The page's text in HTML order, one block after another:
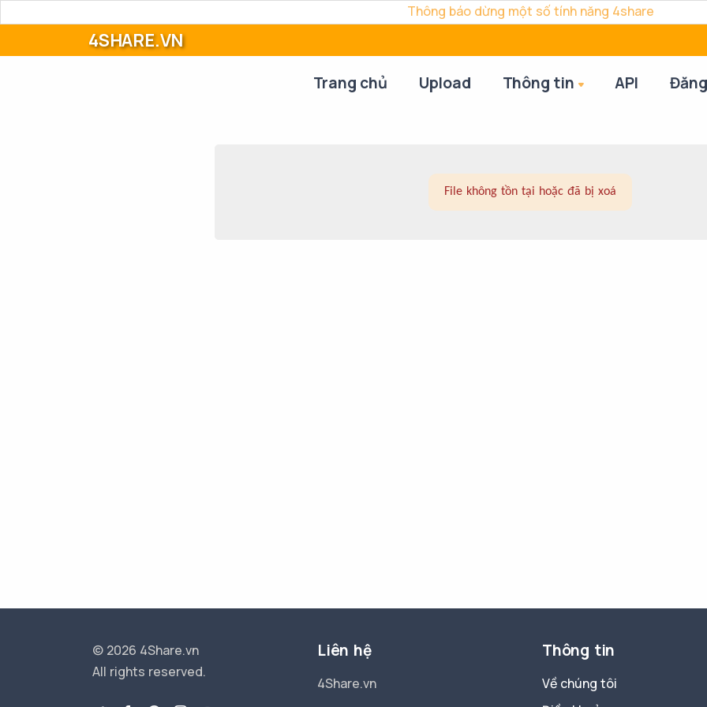
Thông báo dừng một số tính năng 4share
4SHARE.VN
Trang chủ Upload Thông tin API
File không tồn tại hoặc đã bị xoá
© 2026 4Share.vn
All rights reserved.
Liên hệ
4Share.vn
Thông tin
Về chúng tôi